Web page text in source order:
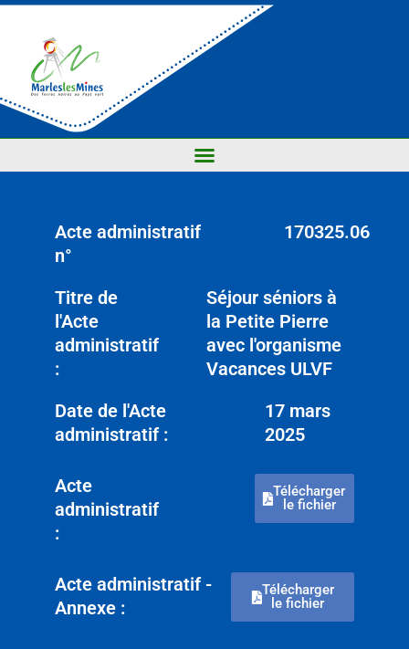
Acte administratif
n°
170325.06
Titre de
l'Acte
administratif
:
Séjour séniors à
la Petite Pierre
avec l'organisme
Vacances ULVF
Date de l'Acte
administratif :
17 mars
2025
Acte
administratif
:
Télécharger
le fichier
Acte administratif -
Annexe :
Télécharger
le fichier